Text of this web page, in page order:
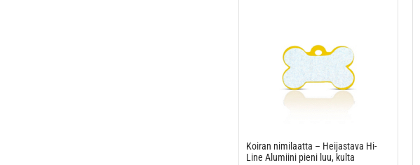
Koiran nimilaatta – Heijastava Hi-
Line Alumiini pieni luu, kulta